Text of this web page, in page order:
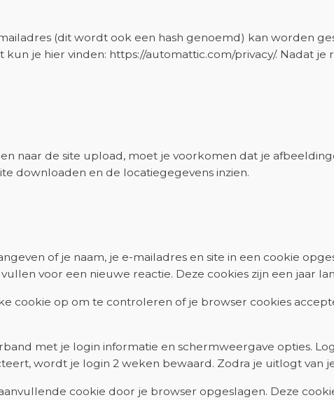
(dit wordt ook een hash genoemd) kan worden
je hier vinden: https://automattic.com/privacy/. Nadat
naar de site upload, moet je voorkomen dat je
downloaden en de locatiegegevens inzien.
of je naam, je e-mailadres en site in een cookie
voor een nieuwe reactie. Deze cookies zijn een jaar
cookie op om te controleren of je browser cookies
met je login informatie en schermweergave opties.
wordt je login 2 weken bewaard. Zodra je uitlogt van
cookie door je browser opgeslagen. Deze